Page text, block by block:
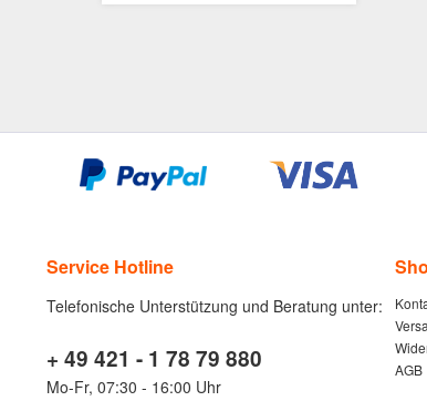
Service Hotline
Telefonische Unterstützung und Beratung unter:
+ 49 421 - 1 78 79 880
Mo-Fr, 07:30 - 16:00 Uhr
AGB